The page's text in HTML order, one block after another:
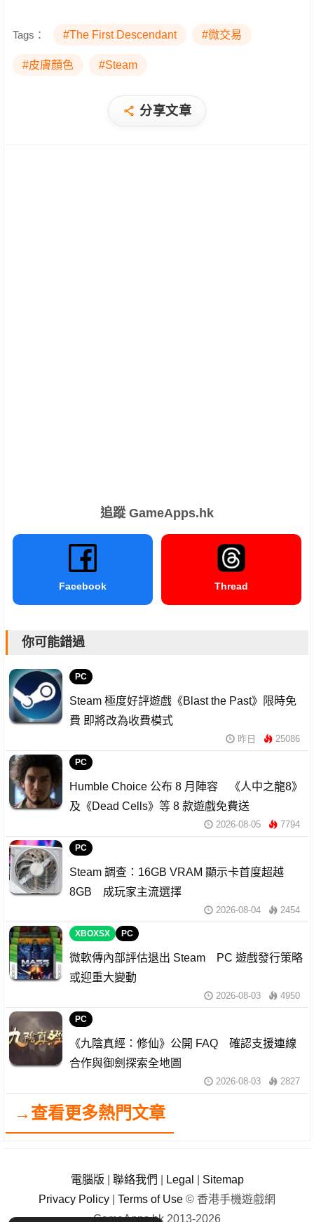
Tags： #The First Descendant #微交易
#皮膚顏色 #Steam
分享文章
追蹤 GameApps.hk
Facebook Thread
你可能錯過
PC
Steam 極度好評遊戲《Blast the Past》限時免
費 即將改為收費模式
昨日 25086
PC
Humble Choice 公布 8 月陣容 《人中之龍8》
及《Dead Cells》等 8 款遊戲免費送
2026-08-05 7794
PC
Steam 調查：16GB VRAM 顯示卡首度超越
8GB 成玩家主流選擇
2026-08-04 2454
XBOXSX PC
微軟傳內部評估退出 Steam PC 遊戲發行策略
或迎重大變動
2026-08-03 4950
PC
《九陰真經：修仙》公開 FAQ 確認支援連線
合作與御劍探索全地圖
2026-08-03 2827
→查看更多熱門文章
電腦版 聯絡我們 Legal
Sitemap
Privacy Policy
Terms of Use © 香港手機遊戲網
GameApps.hk 2013-2026